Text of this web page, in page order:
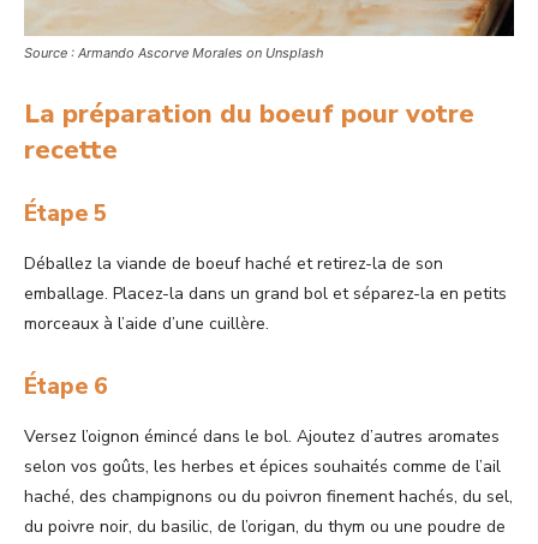
Source : Armando Ascorve Morales on Unsplash
La préparation du boeuf pour votre
recette
Étape 5
Déballez la viande de boeuf haché et retirez-la de son
emballage. Placez-la dans un grand bol et séparez-la en petits
morceaux à l’aide d’une cuillère.
Étape 6
Versez l’oignon émincé dans le bol. Ajoutez d’autres aromates
selon vos goûts, les herbes et épices souhaités comme de l’ail
haché, des champignons ou du poivron finement hachés, du sel,
du poivre noir, du basilic, de l’origan, du thym ou une poudre de